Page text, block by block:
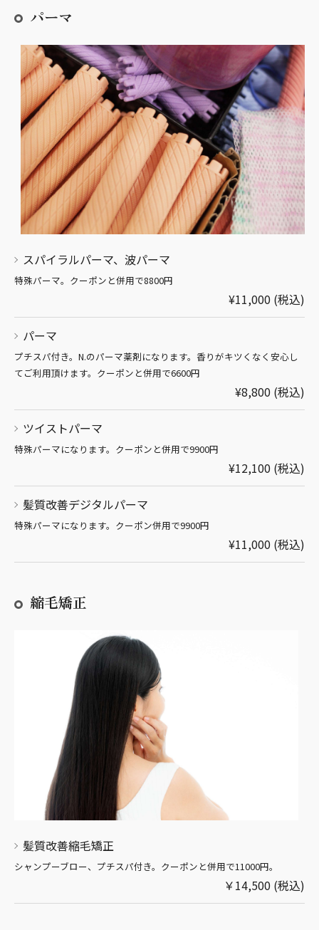
パーマ
スパイラルパーマ、波パーマ
特殊パーマ。クーポンと併用で8800円
¥11,000 (税込)
パーマ
プチスパ付き。N.のパーマ薬剤になります。香りがキツくなく安心し
てご利用頂けます。クーポンと併用で6600円
¥8,800 (税込)
ツイストパーマ
特殊パーマになります。クーポンと併用で9900円
¥12,100 (税込)
髪質改善デジタルパーマ
特殊パーマになります。クーポン併用で9900円
¥11,000 (税込)
縮毛矯正
髪質改善縮毛矯正
シャンプーブロー、プチスパ付き。クーポンと併用で11000円。
￥14,500 (税込)